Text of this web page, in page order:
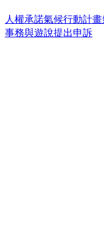
人權承諾氣候行動計畫
事務與遊說提出申訴